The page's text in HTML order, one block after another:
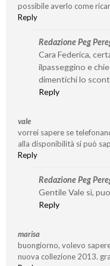
possibile averlo come
Reply
Redazione Peg
Cara Federica,
ilpasseggino e
dimentichi lo
Reply
vale
vorrei sapere se
alla disponibilità si può
Reply
Redazione Peg
Gentile Vale sì,
Reply
marisa
buongiorno, volevo
nuova collezione 2013.